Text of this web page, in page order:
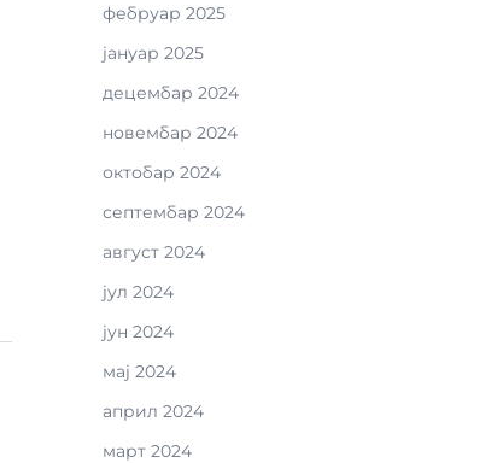
фебруар 2025
јануар 2025
децембар 2024
новембар 2024
октобар 2024
септембар 2024
август 2024
јул 2024
јун 2024
мај 2024
април 2024
март 2024